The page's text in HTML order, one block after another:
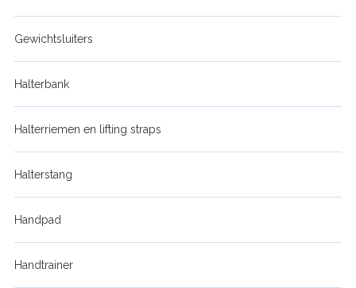
Gewichtsluiters
Halterbank
Halterriemen en lifting straps
Halterstang
Handpad
Handtrainer